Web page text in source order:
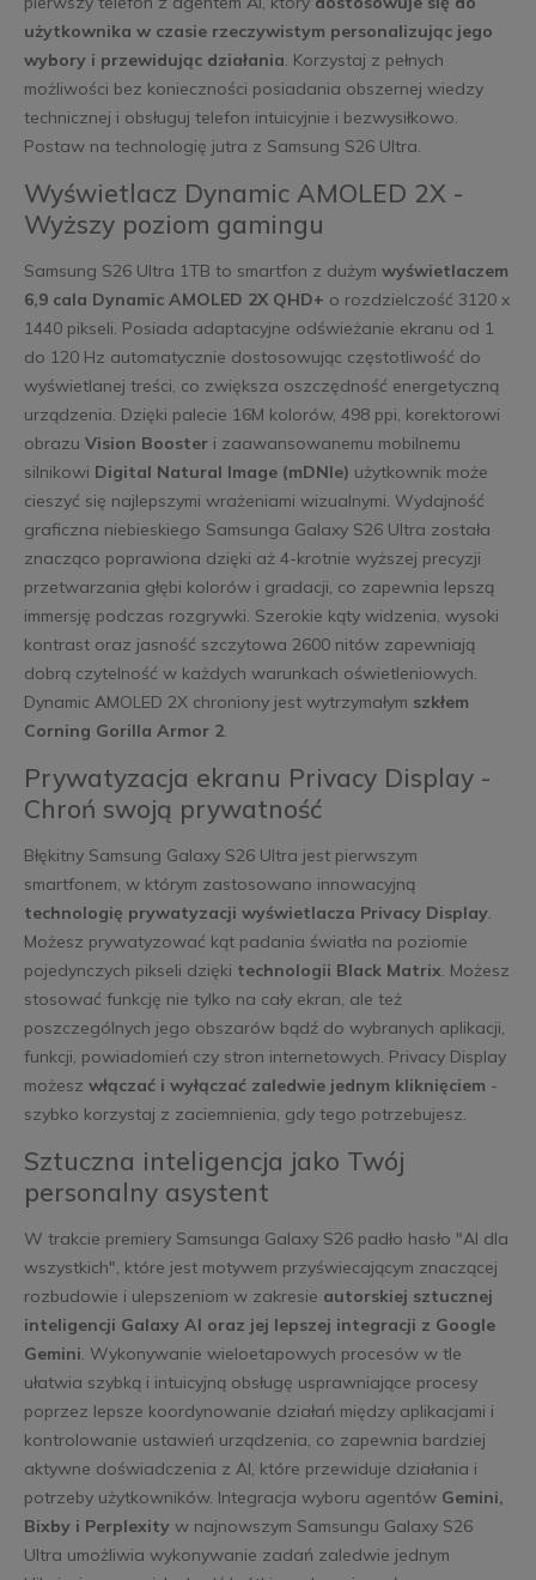
użytkownika w czasie rzeczywistym personalizując jego
wybory i przewidując działania. Korzystaj z pełnych
możliwości bez konieczności posiadania obszernej wiedzy
technicznej i obsługuj telefon intuicyjnie i bezwysiłkowo.
Postaw na technologię jutra z Samsung S26 Ultra.
Wyświetlacz Dynamic AMOLED 2X -
Wyższy poziom gamingu
Samsung S26 Ultra 1TB to smartfon z dużym wyświetlaczem
6,9 cala Dynamic AMOLED 2X QHD+ o rozdzielczość 3120 x
1440 pikseli. Posiada adaptacyjne odświeżanie ekranu od 1
do 120 Hz automatycznie dostosowując częstotliwość do
wyświetlanej treści, co zwiększa oszczędność energetyczną
urządzenia. Dzięki palecie 16M kolorów, 498 ppi, korektorowi
obrazu Vision Boosteri zaawansowanemu mobilnemu
silnikowi Digital Natural Image (mDNIe) użytkownik może
cieszyć się najlepszymi wrażeniami wizualnymi. Wydajność
graficzna niebieskiego Samsunga Galaxy S26 Ultra została
znacząco poprawiona dzięki aż 4-krotnie wyższej precyzji
przetwarzania głębi kolorów i gradacji, co zapewnia lepszą
immersję podczas rozgrywki. Szerokie kąty widzenia, wysoki
kontrast oraz jasność szczytowa 2600 nitów zapewniają
dobrą czytelność w każdych warunkach oświetleniowych.
Dynamic AMOLED 2X chroniony jest wytrzymałym szkłem
Corning Gorilla Armor 2.
Prywatyzacja ekranu Privacy Display -
Chroń swoją prywatność
Błękitny Samsung Galaxy S26 Ultra jest pierwszym
smartfonem, w którym zastosowano innowacyjną
technologię prywatyzacji wyświetlacza Privacy Display.
Możesz prywatyzować kąt padania światła na poziomie
pojedynczych pikseli dzięki technologii Black Matrix. Możesz
stosować funkcję nie tylko na cały ekran, ale też
poszczególnych jego obszarów bądź do wybranych aplikacji,
funkcji, powiadomień czy stron internetowych. Privacy Display
możesz włączać i wyłączać zaledwie jednym kliknięciem -
szybko korzystaj z zaciemnienia, gdy tego potrzebujesz.
Sztuczna inteligencja jako Twój
personalny asystent
W trakcie premiery Samsunga Galaxy S26 padło hasło "AI dla
wszystkich", które jest motywem przyświecającym znaczącej
rozbudowie i ulepszeniom w zakresie autorskiej sztucznej
inteligencji Galaxy AI oraz jej lepszej integracji z Google
Gemini. Wykonywanie wieloetapowych procesów w tle
ułatwia szybką i intuicyjną obsługę usprawniające procesy
poprzez lepsze koordynowanie działań między aplikacjami i
kontrolowanie ustawień urządzenia, co zapewnia bardziej
aktywne doświadczenia z AI, które przewiduje działania i
potrzeby użytkowników. Integracja wyboru agentów Gemini,
Bixby i Perplexityw najnowszym Samsungu Galaxy S26
Ultra umożliwia wykonywanie zadań zaledwie jednym